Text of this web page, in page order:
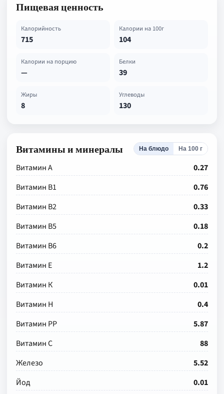
Пищевая ценность
Калорийность
715
Калории на 100г
104
Калории на порцию
—
Белки
39
Жиры
8
Углеводы
130
Витамины и минералы На блюдо На 100 г
Витамин А
0.27
Витамин В1
0.76
Витамин В2
0.33
Витамин В5
0.18
Витамин В6
0.2
Витамин Е
1.2
Витамин К
0.01
Витамин Н
0.4
Витамин РР
5.87
Витамин С
88
Железо
5.52
Йод
0.01